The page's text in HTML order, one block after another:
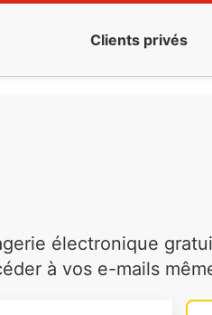
Clients privés
électronique
à vos e-mails